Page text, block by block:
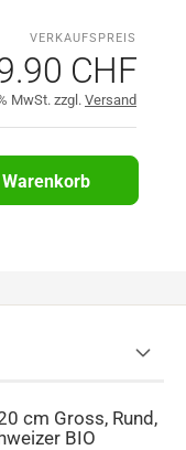
CHF
MwSt. zzgl. Versand
cm Gross, Rund,
BIO